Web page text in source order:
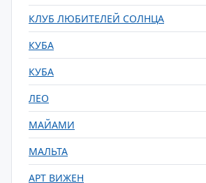
КЛУБ ЛЮБИТЕЛЕЙ СОЛНЦА
КУБА
КУБА
ЛЕО
МАЙАМИ
МАЛЬТА
АРТ ВИЖЕН